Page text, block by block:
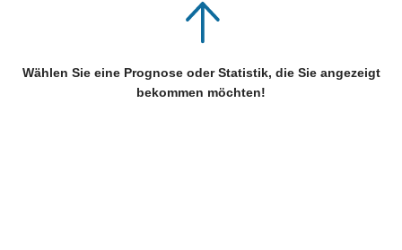
Wählen Sie eine Prognose oder Statistik, die Sie angezeigt
bekommen möchten!